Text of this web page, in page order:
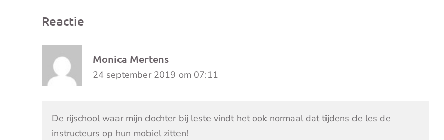
Reactie
Monica Mertens
24 september 2019 om 07:11
De rijschool waar mijn dochter bij leste vindt het ook normaal dat tijdens de les de
instructeurs op hun mobiel zitten!